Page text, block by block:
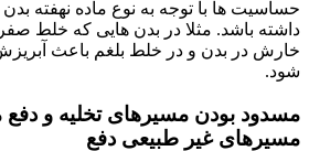
حساسیت ها با توجه به نوع ماده نهفته بدن
داشته باشد. مثلا در بدن هایی که خلط
خارش در بدن و در خلط بلغم باعث
شود.
مسدود بودن مسیرهای تخلیه و دفع
مسیرهای غیر طبیعی دفع